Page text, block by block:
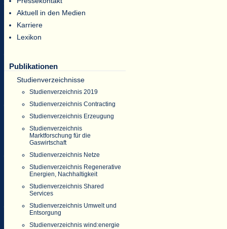
Aktuell in den Medien
Karriere
Lexikon
Publikationen
Studienverzeichnisse
Studienverzeichnis 2019
Studienverzeichnis Contracting
Studienverzeichnis Erzeugung
Studienverzeichnis
Marktforschung für die
Gaswirtschaft
Studienverzeichnis Netze
Studienverzeichnis Regenerative
Energien, Nachhaltigkeit
Studienverzeichnis Shared
Services
Studienverzeichnis Umwelt und
Entsorgung
Studienverzeichnis wind:energie